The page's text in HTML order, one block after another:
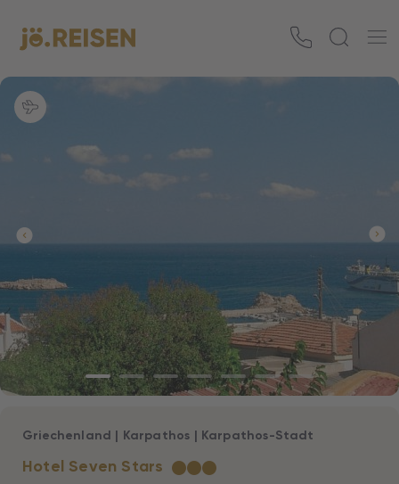
Hotel Seven Stars ★★★
Griechenland | Karpathos | Karpathos-Stadt